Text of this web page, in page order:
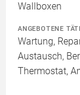
Wallboxen
ANGEBOTENE
Wartung,
Austausch,
Thermostat,